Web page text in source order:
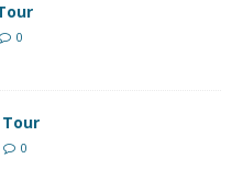
0
0